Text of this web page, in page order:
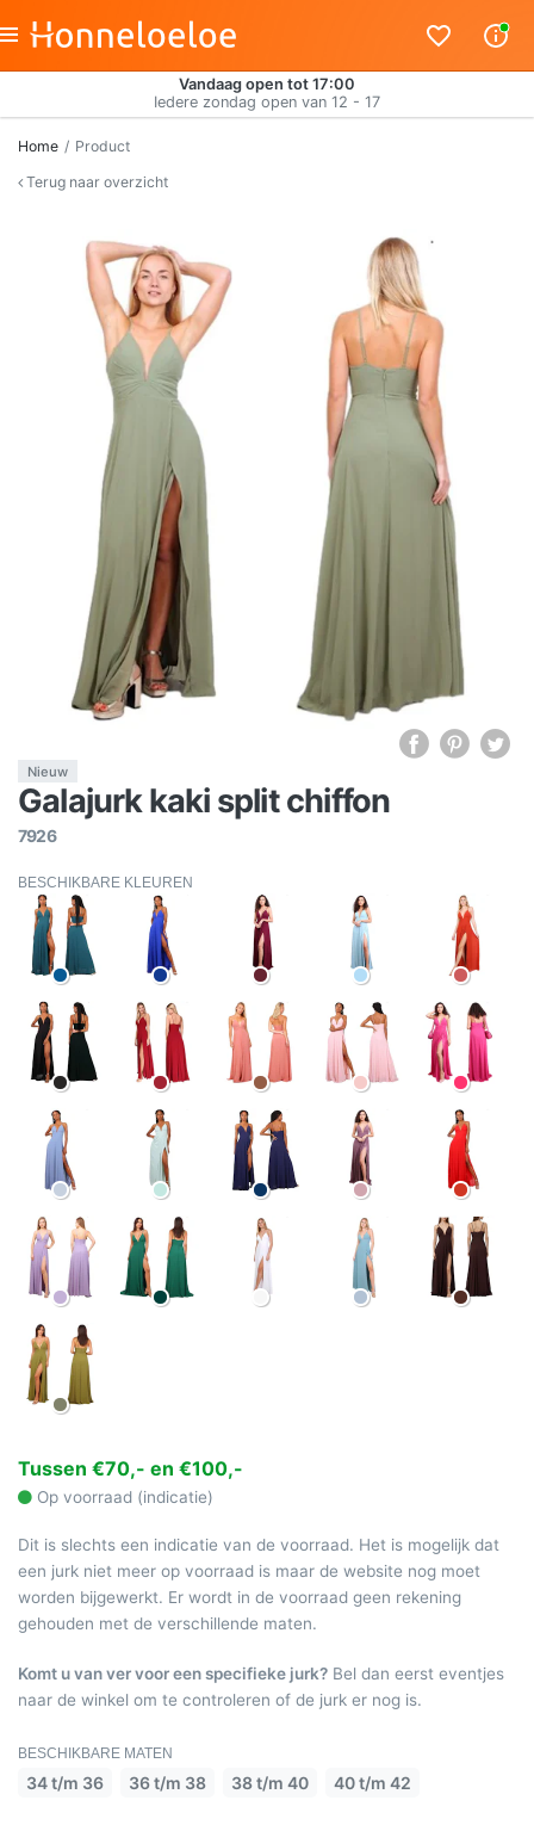
Vandaag open tot 17:00
Iedere zondag open van 12 - 17
Home
Product
Terug naar overzicht
Nieuw
Galajurk kaki split chiffon
7926
BESCHIKBARE KLEUREN
Tussen €70,- en €100,-
Op voorraad (indicatie)
Dit is slechts een indicatie van de voorraad. Het is mogelijk dat
een jurk niet meer op voorraad is maar de website nog moet
worden bijgewerkt. Er wordt in de voorraad geen rekening
gehouden met de verschillende maten.
Komt u van ver voor een specifieke jurk? Bel dan eerst eventjes
naar de winkel om te controleren of de jurk er nog is.
BESCHIKBARE MATEN
34 t/m 36 36 t/m 38 38 t/m 40 40 t/m 42